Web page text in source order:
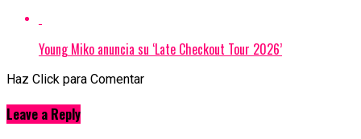
Young Miko anuncia su ‘Late Checkout Tour 2026’
Haz Click para Comentar
Leave a Reply